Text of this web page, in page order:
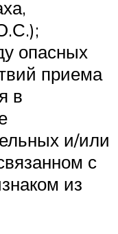
опасных
приема
в
и/или
с
из